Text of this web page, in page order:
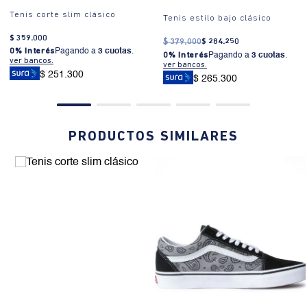
Tenis corte slim clásico
$ 359.000
0% Interés Pagando a 3 cuotas.
ver bancos.
$ 251.300
Tenis estilo bajo clásico
$ 379.000$ 284.250
0% Interés Pagando a 3 cuotas.
ver bancos.
$ 265.300
PRODUCTOS SIMILARES